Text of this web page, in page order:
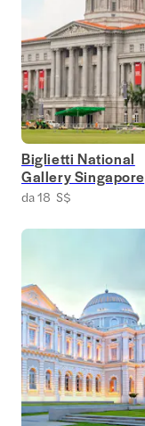
Biglietti National
Gallery Singapore
da 18 S$